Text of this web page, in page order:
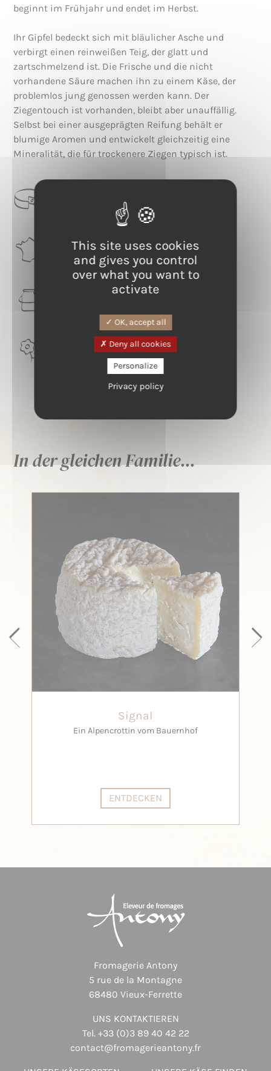
beginnt im Frühjahr und endet im Herbst.
Ihr Gipfel bedeckt sich mit bläulicher Asche und
verbirgt einen reinweißen Teig, der glatt und
zartschmelzend ist. Die Frische und die nicht
vorhandene Säure machen ihn zu einem Käse, der
problemlos jung genossen werden kann. Der
Ziegentouch ist vorhanden, bleibt aber unauffällig.
Selbst bei einer ausgeprägten Reifung behält er
blumige Aromen und entwickelt gleichzeitig eine
Mineralität, die für trockenere Ziegen typisch ist.
Natürliche Rinde
RÉGION
Grand Est
Vallée de la Thur
In der gleichen Familie...
Signal
Ein Alpencrottin vom Bauernhof
ENTDECKEN
Fromagerie Antony
5 rue de la Montagne
68480 Vieux-Ferrette
UNS KONTAKTIEREN
Tel. +33 (0)3 89 40 42 22
contact@fromagerieantony.fr
This site uses cookies
and gives you control
over what you want to
activate
OK, accept all
Deny all cookies
Personalize
Privacy policy